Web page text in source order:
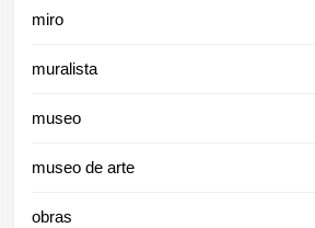
miro
muralista
museo
museo de arte
obras